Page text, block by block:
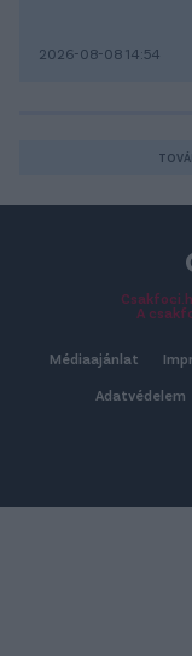
2026-08-08 14:54
A
Médiaajánlat
Adatvédelem